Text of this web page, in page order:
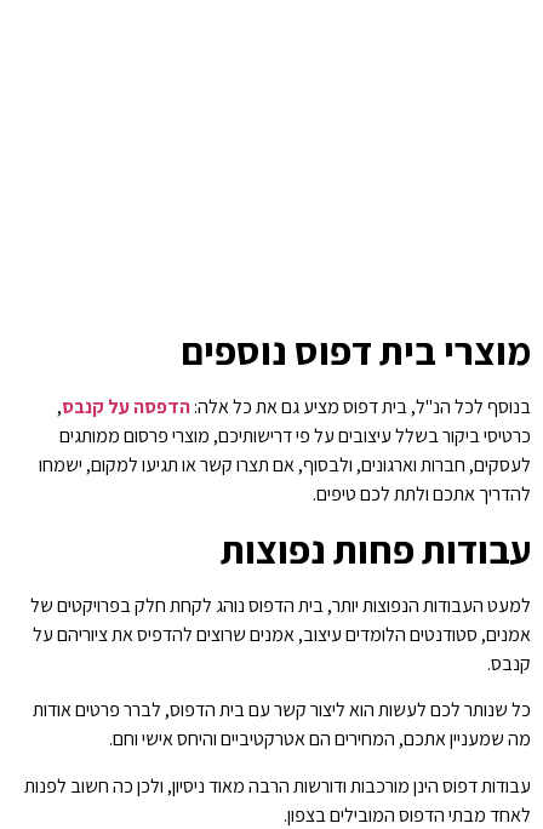
מוצרי בית דפוס נוספים
בנוסף לכל הנ"ל, בית דפוס מציע גם את כל אלה:הדפסה על קנבס,
כרטיסי ביקור בשלל עיצובים על פי דרישותיכם, מוצרי פרסום ממותגים
לעסקים, חברות וארגונים, ולבסוף, אם תצרו קשר או תגיעו למקום, ישמחו
להדריך אתכם ולתת לכם טיפים.
עבודות פחות נפוצות
למעט העבודות הנפוצות יותר, בית הדפוס נוהג לקחת חלק בפרויקטים של
אמנים, סטודנטים הלומדים עיצוב, אמנים שרוצים להדפיס את ציוריהם על
קנבס.
כל שנותר לכם לעשות הוא ליצור קשר עם בית הדפוס, לברר פרטים אודות
מה שמעניין אתכם, המחירים הם אטרקטיביים והיחס אישי וחם.
עבודות דפוס הינן מורכבות ודורשות הרבה מאוד ניסיון, ולכן כה חשוב לפנות
לאחד מבתי הדפוס המובילים בצפון.